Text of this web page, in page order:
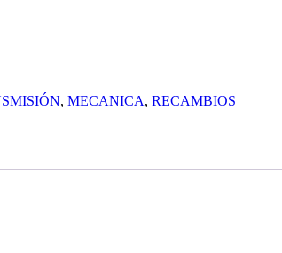
, MECANICA, RECAMBIOS